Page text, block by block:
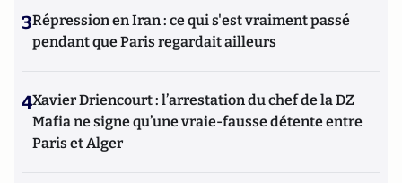
3Répression en Iran : ce qui s'est vraiment passé
pendant que Paris regardait ailleurs
4Xavier Driencourt : l’arrestation du chef de la DZ
Mafia ne signe qu’une vraie-fausse détente entre
Paris et Alger